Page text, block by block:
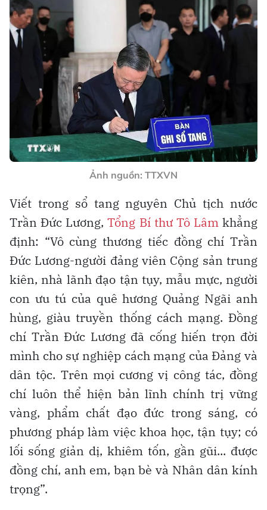
Ảnh nguồn: TTXVN
Viết trong sổ tang nguyên Chủ tịch nước
Trần Đức Lương,Tổng Bí thư Tô Lâmkhẳng
định: “Vô cùng thương tiếc đồng chí Trần
Đức Lương-người đảng viên Cộng sản trung
kiên, nhà lãnh đạo tận tụy, mẫu mực, người
con ưu tú của quê hương Quảng Ngãi anh
hùng, giàu truyền thống cách mạng. Đồng
chí Trần Đức Lương đã cống hiến trọn đời
mình cho sự nghiệp cách mạng của Đảng và
dân tộc. Trên mọi cương vị công tác, đồng
chí luôn thể hiện bản lĩnh chính trị vững
vàng, phẩm chất đạo đức trong sáng, có
phương pháp làm việc khoa học, tận tụy; có
lối sống giản dị, khiêm tốn, gần gũi... được
đồng chí, anh em, bạn bè và Nhân dân kính
trọng”.